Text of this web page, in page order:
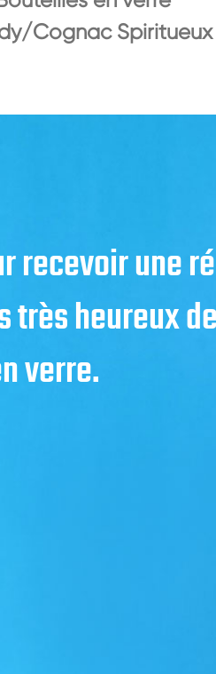
Cognac Spiritueux
recevoir une
très heureux
verre.